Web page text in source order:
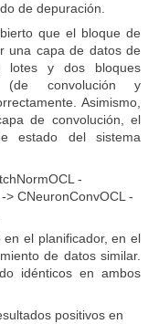
de depuración.
que el bloque de
una capa de datos de
lotes y dos bloques
(de convolución y
Asimismo,
de convolución, el
estado del sistema
-
> CNeuronConvOCL -
el planificador, en el
de datos similar.
idénticos en ambos
positivos en